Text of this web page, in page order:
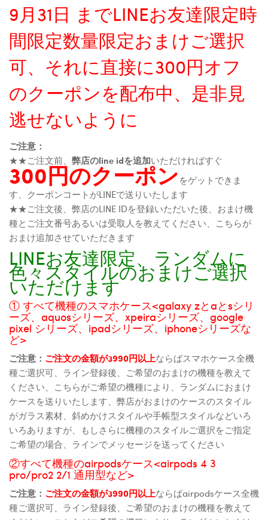
9月31日 までLINEお友達限定時
間限定数量限定おまけご選択
可、それに直接に300円オフ
のクーポンを配布中、是非見
逃せないように
ご注意：
★★ご注文前、 弊店のline idを追加いただければすぐ
300円のクーポンをゲットできま
す、クーポンコートがLINEで送りいたします
★★ご注文後、弊店のLINE IDを登録いただいた後、おまけ機
種とご注文番号あるいは受取人を教えてください、こちらが
おまけ追加させていただきます
LINEお友達限定、ランダムに
色々スタイルのおまけご選択
いただけます
① すべて機種のスマホケース<galaxy zとaとsシリ
ーズ、aquosシリーズ、xpeiraシリーズ、google
pixel シリーズ、ipadシリーズ、iphoneシリーズな
ど>
ご注意： ご注文の金額が3990円以上ならばスマホケース全機
種ご選択可、ライン登録後、ご希望のおまけの機種を教えて
ください、こちらがご希望の機種により、ランダムにおまけ
ケースを送りいたします、弊店がおまけのケースのスタイル
がガラス素材、斜めかけスタイルや手帳型スタイルなどいろ
いろありますが、もしさらに機種のスタイルご選択をご指定
ご希望の場合、ラインでメッセージを送ってください
②すべて機種のairpodsケース<airpods 4 3
pro/pro2 2/1 通用型など>
ご注意： ご注文の金額が3990円以上ならばairpodsケース全機
種ご選択可、ライン登録後、ご希望のおまけの機種を教えて